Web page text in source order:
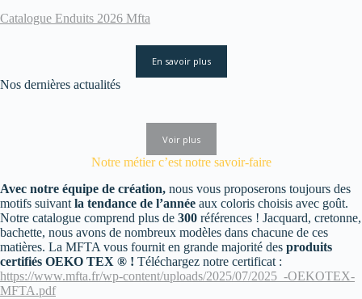
Catalogue Enduits 2026 Mfta
En savoir plus
Nos dernières actualités
Voir plus
Notre métier c’est notre savoir-faire
Avec notre équipe de création, nous vous proposerons toujours des
motifs suivant la tendance de l’année aux coloris choisis avec goût.
Notre catalogue comprend plus de 300 références ! Jacquard, cretonne,
bachette, nous avons de nombreux modèles dans chacune de ces
matières. La MFTA vous fournit en grande majorité des produits
certifiés OEKO TEX ® ! Téléchargez notre certificat :
https://www.mfta.fr/wp-content/uploads/2025/07/2025_-OEKOTEX-
MFTA.pdf